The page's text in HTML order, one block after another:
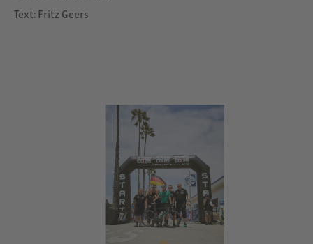
Text: Fritz Geers